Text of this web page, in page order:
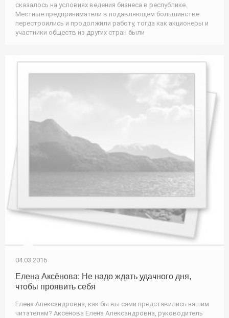
сказалось на условиях ведения бизнеса в республике.
Местные предприниматели в подавляющем большинстве
перестроились и продолжили работу, тогда как акционеры и
участники обществ из других стран были
04.03.2016
Елена Аксёнова: Не надо ждать удачного дня,
чтобы проявить себя
Елена Александровна, как бы вы сами представились нашим
читателям? Аксёнова Елена Александровна, руководитель